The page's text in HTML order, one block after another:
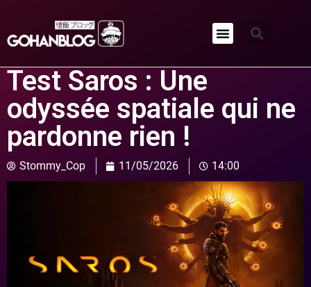
Test Saros : Une
odyssée spatiale qui ne
pardonne rien !
Stommy_Cop 11/05/2026 14:00